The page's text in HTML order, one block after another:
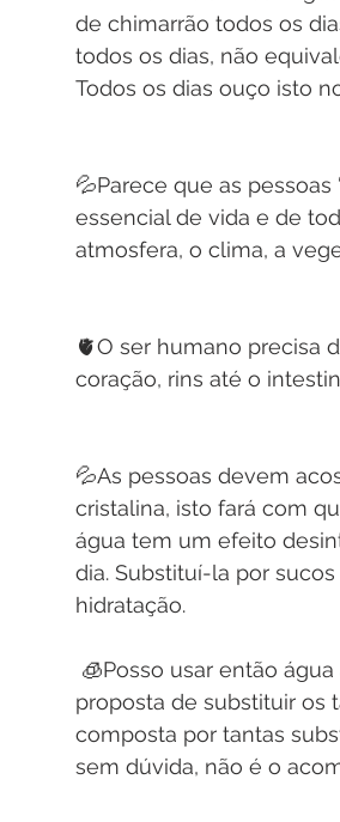
de chimarrão todos os
todos os dias, não
Todos os dias ouço isto
💦Parece que as pessoas
essencial de vida e de
atmosfera, o clima, a
🫀O ser humano precisa
coração, rins até o
💦As pessoas devem
cristalina, isto fará com
água tem um efeito
dia. Substituí-la por
hidratação.
proposta de substituir os
composta por tantas
sem dúvida, não é o